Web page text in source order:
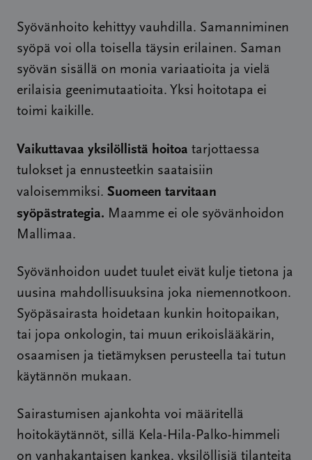
Syövänhoito kehittyy vauhdilla. Samanniminen
syöpä voi olla toisella täysin erilainen. Saman
syövän sisällä on monia variaatioita ja vielä
erilaisia geenimutaatioita. Yksi hoitotapa ei
toimi kaikille.
Vaikuttavaa yksilöllistä hoitoa tarjottaessa
tulokset ja ennusteetkin saataisiin
valoisemmiksi. Suomeen tarvitaan
syöpästrategia. Maamme ei ole syövänhoidon
Mallimaa.
Syövänhoidon uudet tuulet eivät kulje tietona ja
uusina mahdollisuuksina joka niemennotkoon.
Syöpäsairasta hoidetaan kunkin hoitopaikan,
tai jopa onkologin, tai muun erikoislääkärin,
osaamisen ja tietämyksen perusteella tai tutun
käytännön mukaan.
Sairastumisen ajankohta voi määritellä
hoitokäytännöt, sillä Kela-Hila-Palko-himmeli
on vanhakantaisen kankea, yksilöllisiä tilanteita